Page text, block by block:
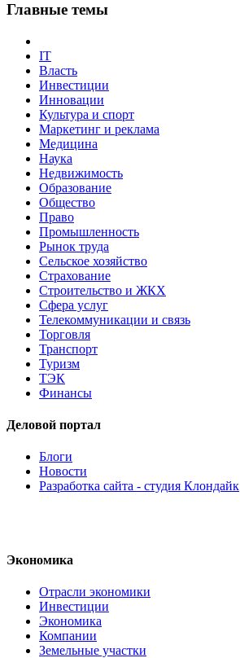
Главные темы
IT
Власть
Инвестиции
Инновации
Культура и спорт
Маркетинг и реклама
Медицина
Наука
Недвижимость
Образование
Общество
Право
Промышленность
Рынок труда
Сельское хозяйство
Страхование
Строительство и ЖКХ
Сфера услуг
Телекоммуникации и связь
Торговля
Транспорт
Туризм
ТЭК
Финансы
Деловой портал
Блоги
Новости
Разработка сайта - студия Клондайк
Экономика
Отрасли экономики
Инвестиции
Экономика
Компании
Земельные участки